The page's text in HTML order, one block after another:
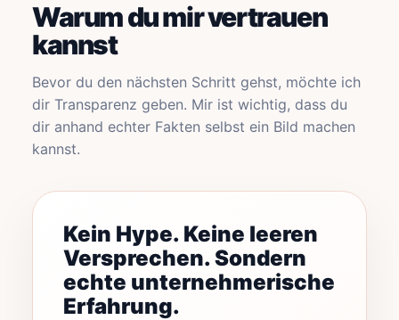
Warum du mir vertrauen
kannst
Bevor du den nächsten Schritt gehst, möchte ich
dir Transparenz geben. Mir ist wichtig, dass du
dir anhand echter Fakten selbst ein Bild machen
kannst.
Kein Hype. Keine leeren
Versprechen. Sondern
echte unternehmerische
Erfahrung.